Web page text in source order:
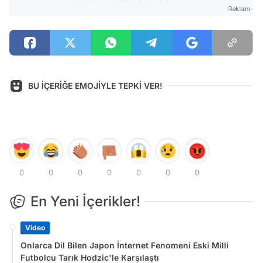
Reklam
BU İÇERİĞE EMOJİYLE TEPKİ VER!
0 0 0 0 0 0 0
En Yeni İçerikler!
Video
Onlarca Dil Bilen Japon İnternet Fenomeni Eski Milli
Futbolcu Tarık Hodzic'le Karşılaştı